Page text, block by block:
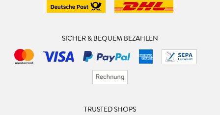
SICHER & BEQUEM BEZAHLEN
TRUSTED SHOPS